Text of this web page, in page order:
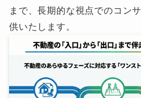
まで、長期的な視点でのコン
供いたします。